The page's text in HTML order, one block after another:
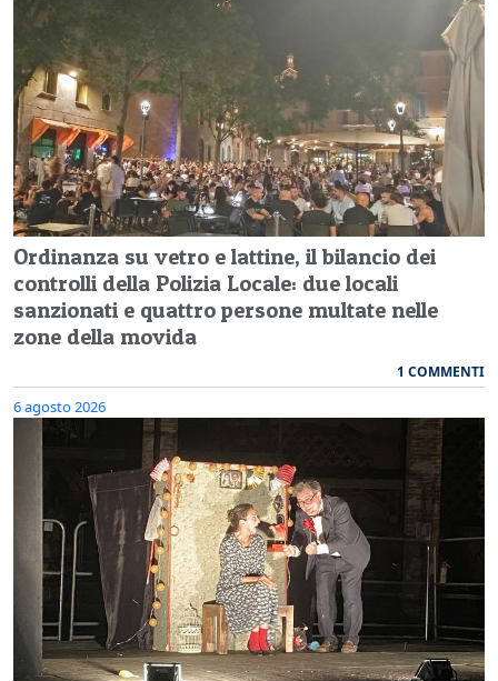
Ordinanza su vetro e lattine, il bilancio dei
controlli della Polizia Locale: due locali
sanzionati e quattro persone multate nelle
zone della movida
1 COMMENTI
6 agosto 2026